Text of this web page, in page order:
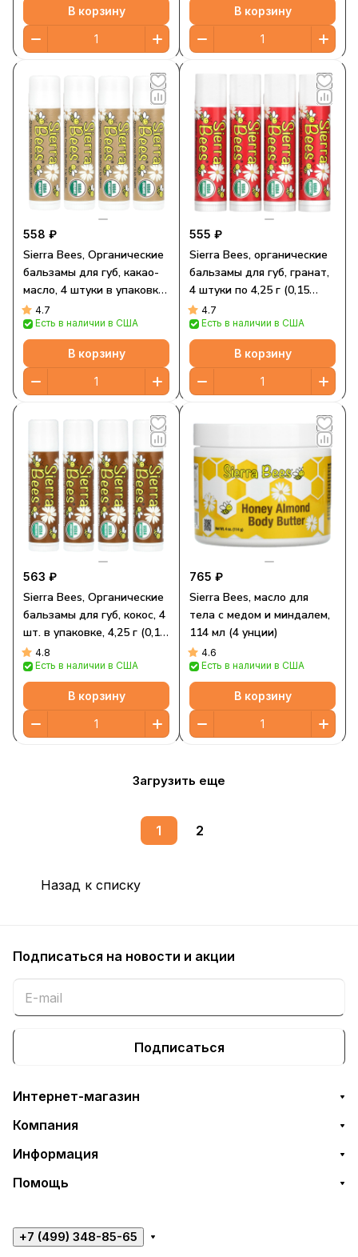
В корзину В корзину
558 ₽
Sierra Bees, Органические
бальзамы для губ, какао-
масло, 4 штуки в упаковке
весом 0,15 унции (4,25 г)
каждая
4.7
Есть в наличии в США
В корзину
555 ₽
Sierra Bees, органические
бальзамы для губ, гранат,
4 штуки по 4,25 г (0,15
унции)
4.7
Есть в наличии в США
В корзину
563 ₽
Sierra Bees, Органические
бальзамы для губ, кокос, 4
шт. в упаковке, 4,25 г (0,15
унции) каждый
4.8
Есть в наличии в США
В корзину
765 ₽
Sierra Bees, масло для
тела с медом и миндалем,
114 мл (4 унции)
4.6
Есть в наличии в США
В корзину
Загрузить еще
1 2
Назад к списку
Подписаться на новости и акции
Подписаться
Интернет-магазин
Компания
Информация
Помощь
+7 (499) 348-85-65